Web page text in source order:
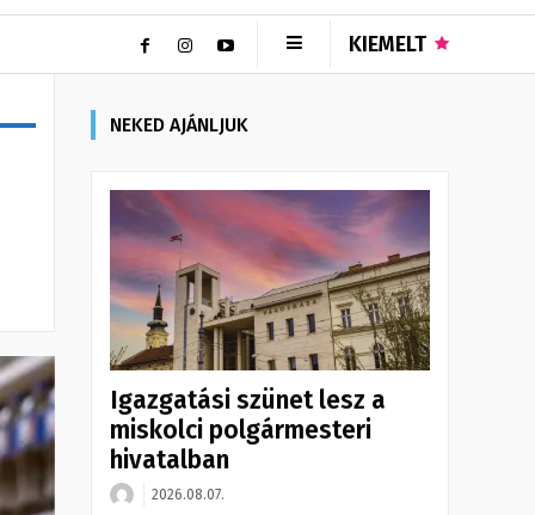
KIEMELT
NEKED AJÁNLJUK
Igazgatási szünet lesz a
miskolci polgármesteri
hivatalban
2026.08.07.